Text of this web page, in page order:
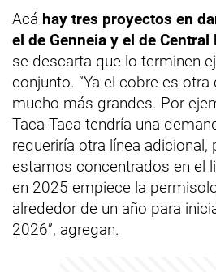
Acá hay tres proyectos en
el de Genneia y el de Central
se descarta que lo terminen
conjunto. “Ya el cobre es
mucho más grandes. Por
Taca-Taca tendría una
requeriría otra línea adicional,
estamos concentrados en el
en 2025 empiece la
alrededor de un año para
2026”, agregan.